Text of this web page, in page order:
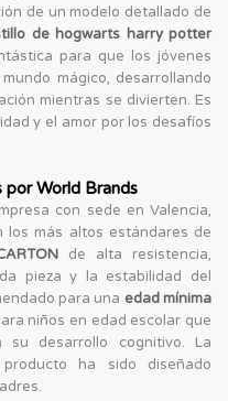
de un modelo detallado de
de hogwarts harry potter
para que los jóvenes
mágico, desarrollando
mientras se divierten. Es
y el amor por los desafíos
por World Brands
con sede en Valencia,
los más altos estándares de
de alta resistencia,
pieza y la estabilidad del
para una edad mínima
niños en edad escolar que
su desarrollo cognitivo. La
ha sido diseñado